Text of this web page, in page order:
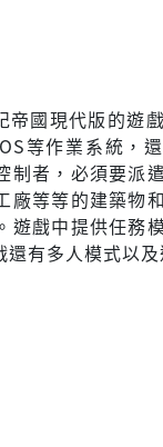
國現代版的遊
等作業系統，
制者，必須要派
廠等等的建築物
遊戲中提供任務
有多人模式以及